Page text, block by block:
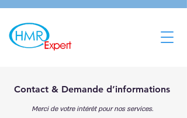
Contact & Demande d’informations
Merci de votre intérêt pour nos services.